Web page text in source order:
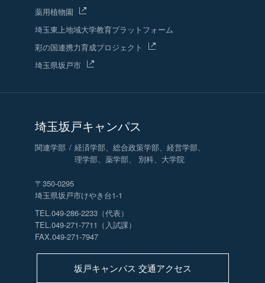
薬用植物園
埼玉東上地域大学教育プラットフォーム
彩の国連携力育成プロジェクト
埼玉県坂戸市
埼玉坂戸キャンパス
関連学部
経済学部、総合政策学部、経営学部、
理学部、薬学部、 別科、大学院
〒350-0295
埼玉県坂戸市けやき台1-1
TEL.049-286-2233（代表）
TEL.049-271-7711（入試課）
FAX.049-271-7947
坂戸キャンパス 交通アクセス